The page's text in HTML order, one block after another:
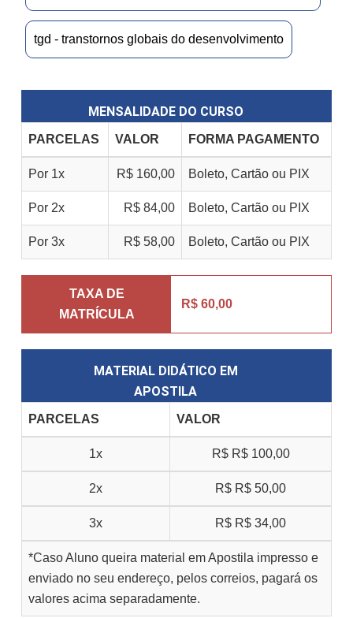
tgd - transtornos globais do desenvolvimento
MENSALIDADE DO CURSO
PARCELAS VALOR FORMA PAGAMENTO
Por 1x R$ 160,00 Boleto, Cartão ou PIX
Por 2x R$ 84,00 Boleto, Cartão ou PIX
Por 3x R$ 58,00 Boleto, Cartão ou PIX
TAXA DE
MATRÍCULA
R$ 60,00
MATERIAL DIDÁTICO EM
APOSTILA
PARCELAS VALOR
1x R$ R$ 100,00
2x R$ R$ 50,00
3x R$ R$ 34,00
*Caso Aluno queira material em Apostila impresso e
enviado no seu endereço, pelos correios, pagará os
valores acima separadamente.